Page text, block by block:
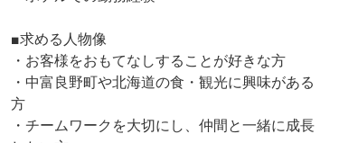
■求める人物像
・お客様をおもてなしすることが好きな方
・中富良野町や北海道の食・観光に興味がある
方
・チームワークを大切にし、仲間と一緒に成長